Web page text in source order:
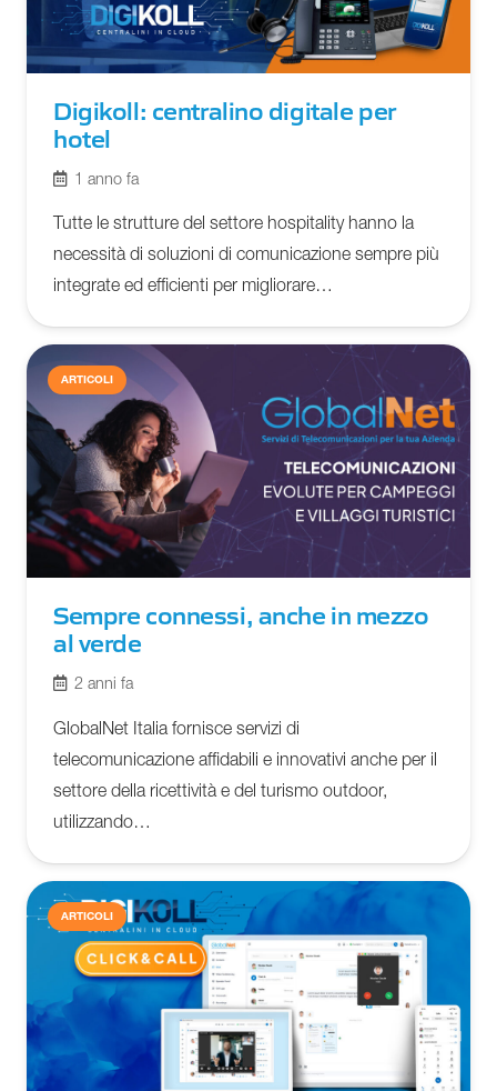
Digikoll: centralino digitale per
hotel
1 anno fa
Tutte le strutture del settore hospitality hanno la
necessità di soluzioni di comunicazione sempre più
integrate ed efficienti per migliorare…
ARTICOLI
Sempre connessi, anche in mezzo
al verde
2 anni fa
GlobalNet Italia fornisce servizi di
telecomunicazione affidabili e innovativi anche per il
settore della ricettività e del turismo outdoor,
utilizzando…
ARTICOLI